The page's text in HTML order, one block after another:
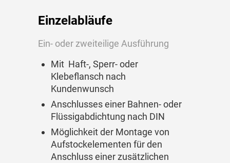
Einzelabläufe
Ein- oder zweiteilige Ausführung
Mit Haft-, Sperr- oder
Klebeflansch nach
Kundenwunsch
Anschlusses einer Bahnen- oder
Flüssigabdichtung nach DIN
Möglichkeit der Montage von
Aufstockelementen für den
Anschluss einer zusätzlichen